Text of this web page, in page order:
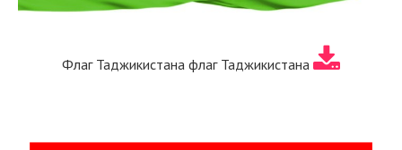
Флаг Таджикистана флаг Таджикистана